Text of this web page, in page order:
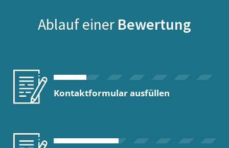
Ablauf einer Bewertung
Kontaktformular ausfüllen